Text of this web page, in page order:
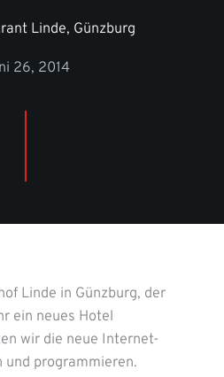
Linde, Günzburg
26, 2014
Linde in Günzburg, der
ein neues Hotel
wir die neue Internet-
und programmieren.